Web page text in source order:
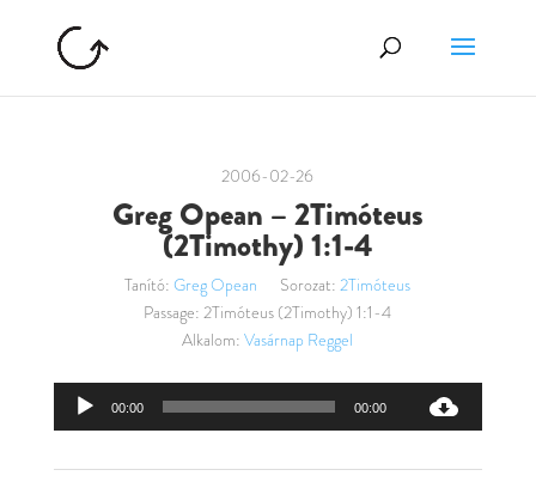
2006-02-26
Greg Opean – 2Timóteus
(2Timothy) 1:1-4
Tanító: Greg Opean Sorozat: 2Timóteus
Passage: 2Timóteus (2Timothy) 1:1-4
Alkalom: Vasárnap Reggel
Audió
00:00 00:00